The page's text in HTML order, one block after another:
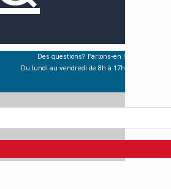
Des questions? Parlons-en !
Du lundi au vendredi de 8h à 17h